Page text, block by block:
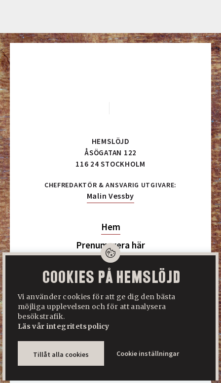
HEMSLÖJD
ÅSÖGATAN 122
116 24 STOCKHOLM
CHEFREDAKTÖR & ANSVARIG UTGIVARE:
Malin Vessby
Hem
Prenumerera här
Logga in/Logga ut
Om Hemslöjd
Annonsera
Integritetspolicy
Cookies på Hemslöjd
Vi använder cookies för att ge dig den bästa
möjliga upplevelsen och för att analysera
besökstrafik.
Läs vår integritetspolicy
Tillåt alla cookies Cookie inställningar